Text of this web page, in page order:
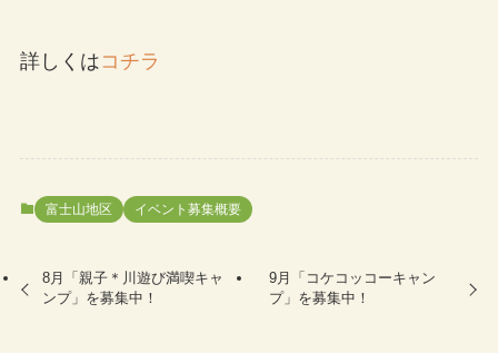
詳しくはコチラ
富士山地区 イベント募集概要
8月「親子＊川遊び満喫キャ
ンプ」を募集中！
9月「コケコッコーキャン
プ」を募集中！